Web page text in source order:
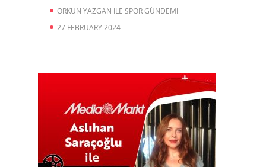
ORKUN YAZGAN ILE SPOR GÜNDEMI
27 FEBRUARY 2024